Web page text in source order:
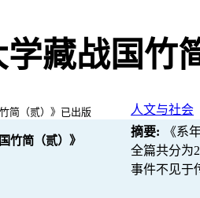
学藏战国竹
竹简（贰）》
人文与社会
摘要:
《系
全篇共分为
事件不见于